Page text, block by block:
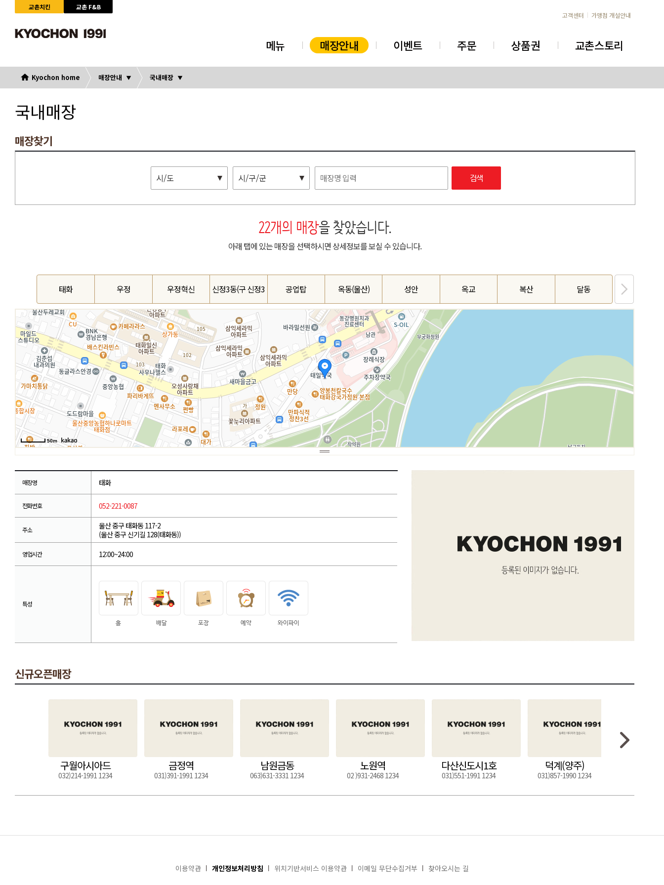
교촌치킨
교촌 F&B
고객센터
가맹점 개설안내
메뉴 매장안내 이벤트 주문 상품권 교촌스토리
Kyochon home 매장안내 국내매장
국내매장
매장찾기
시/도 시/구/군 검색
22개의 매장을 찾았습니다.
아래 탭에 있는 매장을 선택하시면 상세정보를 보실 수 있습니다.
태화 우정 우정혁신 신정3동(구 신정3
호점)
공업탑 옥동(울산) 성안 옥교 복산 달동
50m
매장명 태화
전화번호 052-221-0087
주소
울산 중구 태화동 117-2
(울산 중구 신기길 128(태화동))
영업시간 12:00~24:00
특성
신규오픈매장
구월아시아드
032)214-1991 1234
금정역
031)391-1991 1234
남원금동
063)631-3331 1234
노원역
02 )931-2468 1234
다산신도시1호
031)551-1991 1234
덕계(양주)
031)857-1990 1234
이용약관 개인정보처리방침 위치기반서비스 이용약관 이메일 무단수집거부 찾아오시는 길